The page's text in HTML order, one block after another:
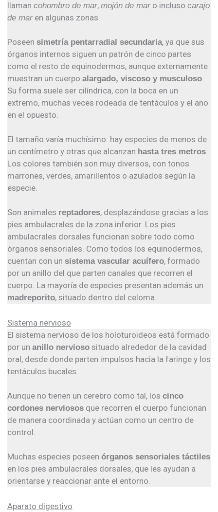
llaman cohombro de mar, mojón de mar o incluso carajo
de mar en algunas zonas.
Poseen simetría pentarradial secundaria, ya que sus
órganos internos siguen un patrón de cinco partes
como el resto de equinodermos, aunque externamente
muestran un cuerpo alargado, viscoso y musculoso.
Su forma suele ser cilíndrica, con la boca en un
extremo, muchas veces rodeada de tentáculos y el ano
en el opuesto.
El tamaño varía muchísimo: hay especies de menos de
un centímetro y otras que alcanzan hasta tres metros.
Los colores también son muy diversos, con tonos
marrones, verdes, amarillentos o azulados según la
especie.
Son animales reptadores, desplazándose gracias a los
pies ambulacrales de la zona inferior. Los pies
ambulacrales dorsales funcionan sobre todo como
órganos sensoriales. Como todos los equinodermos,
cuentan con un sistema vascular acuífero, formado
por un anillo del que parten canales que recorren el
cuerpo. La mayoría de especies presentan además un
madreporito, situado dentro del celoma.
Sistema nervioso
El sistema nervioso de los holoturoideos está formado
por un anillo nervioso situado alrededor de la cavidad
oral, desde donde parten impulsos hacia la faringe y los
tentáculos bucales.
Aunque no tienen un cerebro como tal, los cinco
cordones nerviosos que recorren el cuerpo funcionan
de manera coordinada y actúan como un centro de
control.
Muchas especies poseen órganos sensoriales táctiles
en los pies ambulacrales dorsales, que les ayudan a
orientarse y reaccionar ante el entorno.
Aparato digestivo